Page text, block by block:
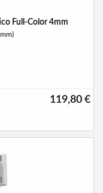
Full-Color 4mm
119,80 €